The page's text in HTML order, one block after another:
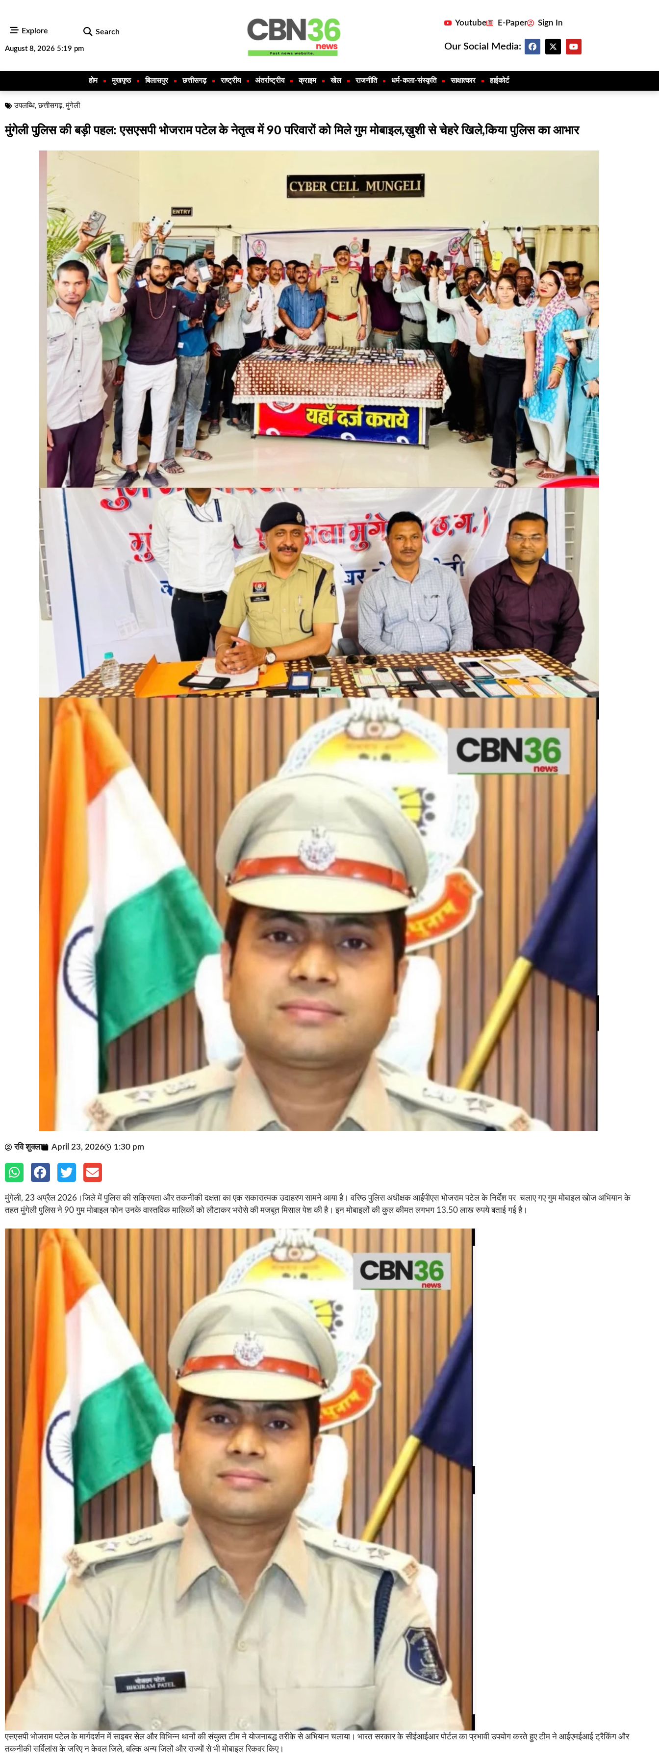
Explore Search
August 8, 2026 5:19 pm
Youtube E-Paper Sign In
Our Social Media:
होम मुखपृष्ठ बिलासपुर छत्तीसगढ़ राष्ट्रीय अंतर्राष्ट्रीय क्राइम खेल राजनीति धर्म-कला-संस्कृति साक्षात्कार हाईकोर्ट
उपलब्धि,छत्तीसगढ़,मुंगेली
मुंगेली पुलिस की बड़ी पहल: एसएसपी भोजराम पटेल के नेतृत्व में 90 परिवारों को मिले गुम मोबाइल,ख़ुशी से चेहरे खिले,किया पुलिस का आभार
रवि शुक्ला April 23, 2026 1:30 pm
मुंगेली, 23 अप्रैल 2026।जिले में पुलिस की सक्रियता और तकनीकी दक्षता का एक सकारात्मक उदाहरण सामने आया है। वरिष्ठ पुलिस अधीक्षक आईपीएस भोजराम पटेल के निर्देश पर चलाए गए गुम मोबाइल खोज अभियान के
तहत मुंगेली पुलिस ने 90 गुम मोबाइल फोन उनके वास्तविक मालिकों को लौटाकर भरोसे की मजबूत मिसाल पेश की है। इन मोबाइलों की कुल कीमत लगभग 13.50 लाख रुपये बताई गई है।
एसएसपी भोजराम पटेल के मार्गदर्शन में साइबर सेल और विभिन्न थानों की संयुक्त टीम ने योजनाबद्ध तरीके से अभियान चलाया। भारत सरकार के सीईआईआर पोर्टल का प्रभावी उपयोग करते हुए टीम ने आईएमईआई ट्रैकिंग और
तकनीकी सर्विलांस के जरिए न केवल जिले, बल्कि अन्य जिलों और राज्यों से भी मोबाइल रिकवर किए।